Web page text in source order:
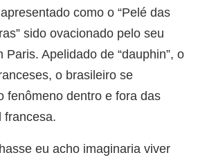
como o “Pelé das
sido ovacionado pelo seu
Paris. Apelidado de “dauphin”, o
o brasileiro se
fenômeno dentro e fora das
francesa.
eu acho imaginaria viver